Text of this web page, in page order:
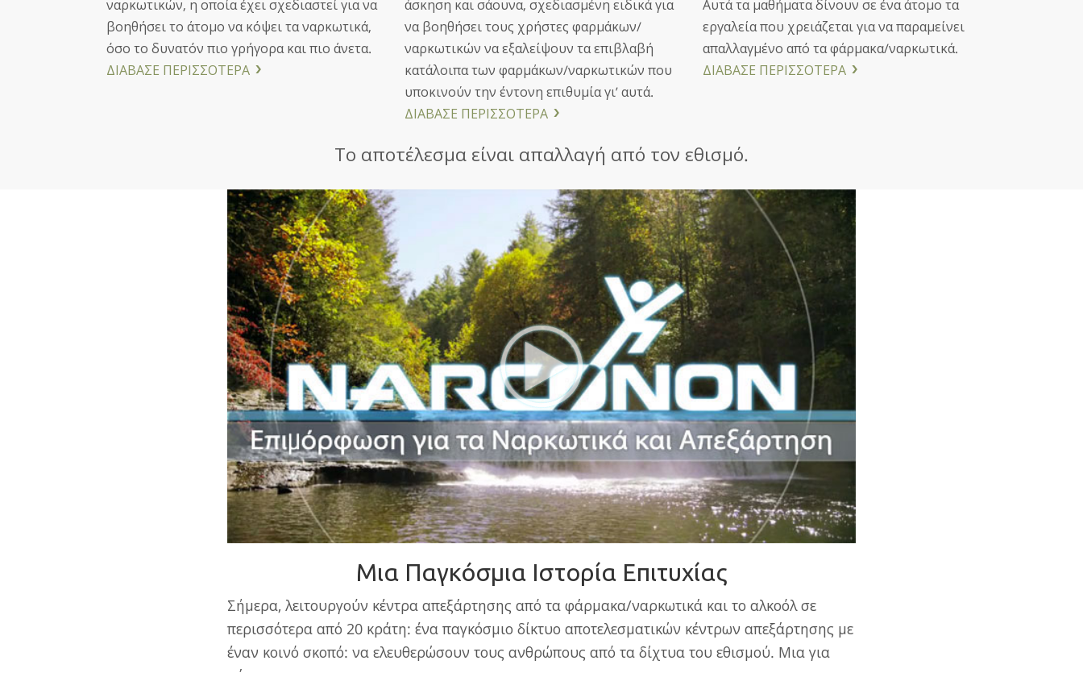
ναρκωτικών, η οποία έχει σχεδιαστεί για να
βοηθήσει το άτομο να κόψει τα ναρκωτικά,
όσο το δυνατόν πιο γρήγορα και πιο άνετα.
ΔΙΑΒΑΣΕ ΠΕΡΙΣΣΟΤΕΡΑ
άσκηση και σάουνα, σχεδιασμένη ειδικά για
να βοηθήσει τους χρήστες φαρμάκων/
ναρκωτικών να εξαλείψουν τα επιβλαβή
κατάλοιπα των φαρμάκων/ναρκωτικών που
υποκινούν την έντονη επιθυμία γι’ αυτά.
ΔΙΑΒΑΣΕ ΠΕΡΙΣΣΟΤΕΡΑ
Αυτά τα μαθήματα δίνουν σε ένα άτομο τα
εργαλεία που χρειάζεται για να παραμείνει
απαλλαγμένο από τα φάρμακα/ναρκωτικά.
ΔΙΑΒΑΣΕ ΠΕΡΙΣΣΟΤΕΡΑ
Το αποτέλεσμα είναι απαλλαγή από τον εθισμό.
Μια Παγκόσμια Ιστορία Επιτυχίας
Σήμερα, λειτουργούν κέντρα απεξάρτησης από τα φάρμακα/ναρκωτικά και το αλκοόλ σε
περισσότερα από 20 κράτη: ένα παγκόσμιο δίκτυο αποτελεσματικών κέντρων απεξάρτησης με
έναν κοινό σκοπό: να ελευθερώσουν τους ανθρώπους από τα δίχτυα του εθισμού. Μια για